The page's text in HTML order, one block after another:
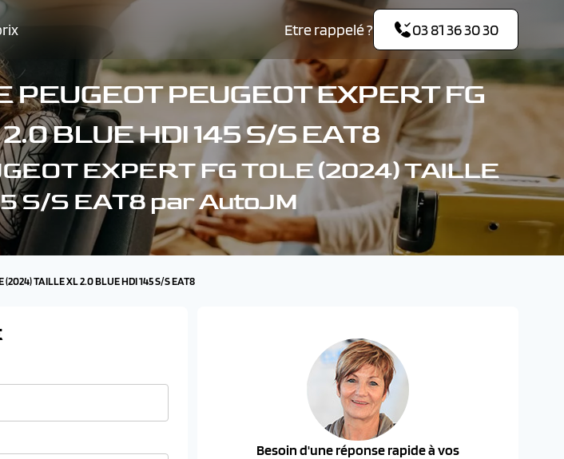
Etre rappelé ? 03 81 36 30 30
PEUGEOT PEUGEOT EXPERT FG
BLUE HDI 145 S/S EAT8
EXPERT FG TOLE (2024) TAILLE
S/S EAT8 par AutoJM
TAILLE XL 2.0 BLUE HDI 145 S/S EAT8
Besoin d'une réponse rapide à vos